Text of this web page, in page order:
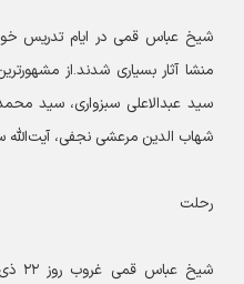
شیخ عباس قمی در ایام تدریس
منشا آثار بسیاری شدند.از
سید عبدالاعلی سبزواری، سید
شهاب الدین مرعشی نجفی، آیت‌الله
رحلت